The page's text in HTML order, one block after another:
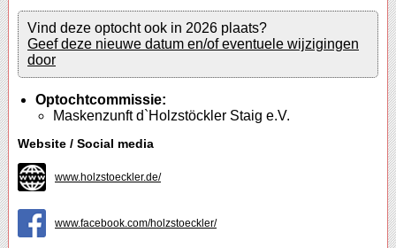
Vind deze optocht ook in 2026 plaats?
Geef deze nieuwe datum en/of eventuele wijzigingen
door
Optochtcommissie:
Maskenzunft d`Holzstöckler Staig e.V.
Website / Social media
www.holzstoeckler.de/
www.facebook.com/holzstoeckler/